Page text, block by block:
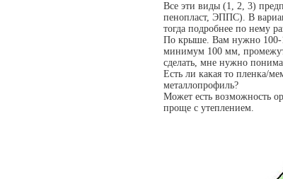
Все эти виды (1, 2, 3)
пенопласт, ЭППС). В
тогда подробнее по нему
По крыше. Вам нужно 100-
минимум 100 мм,
сделать, мне нужно
Есть ли какая то пленка/
металлопрофиль?
Может есть возможность
проще с утеплением.